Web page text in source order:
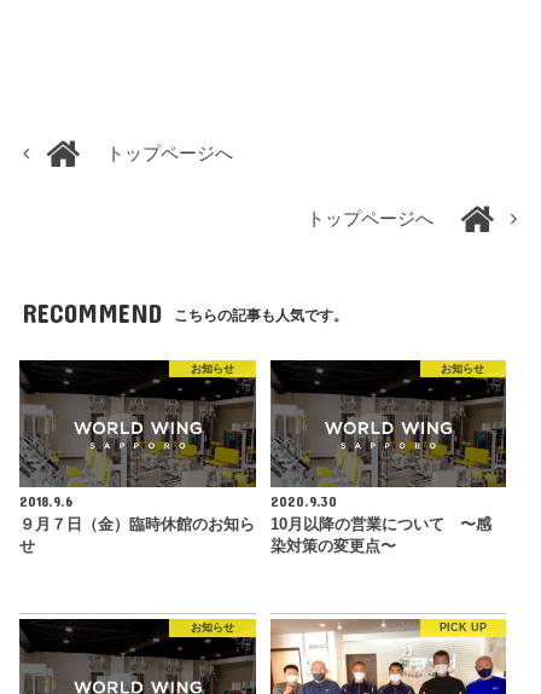
トップページへ
トップページへ
RECOMMEND こちらの記事も人気です。
お知らせ
2018.9.6
９月７日（金）臨時休館のお知ら
せ
お知らせ
2020.9.30
10月以降の営業について 〜感
染対策の変更点〜
お知らせ PICK UP